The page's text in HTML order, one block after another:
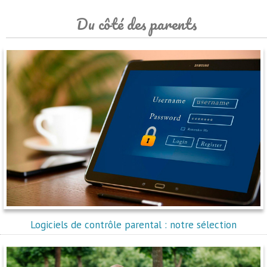
Du côté des parents
Logiciels de contrôle parental : notre sélection